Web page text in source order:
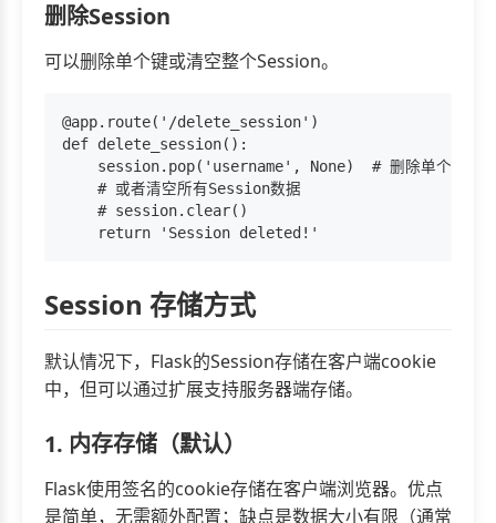
删除Session
可以删除单个键或清空整个Session。
@app.route('/delete_session')
def delete_session():
session.pop('username', None)  # 删除单个键，如
    # 或者清空所有Session数据
    # session.clear()
Session 存储方式
默认情况下，Flask的Session存储在客户端cookie
中，但可以通过扩展支持服务器端存储。
1. 内存存储（默认）
Flask使用签名的cookie存储在客户端浏览器。优点
是简单，无需额外配置；缺点是数据大小有限（通常